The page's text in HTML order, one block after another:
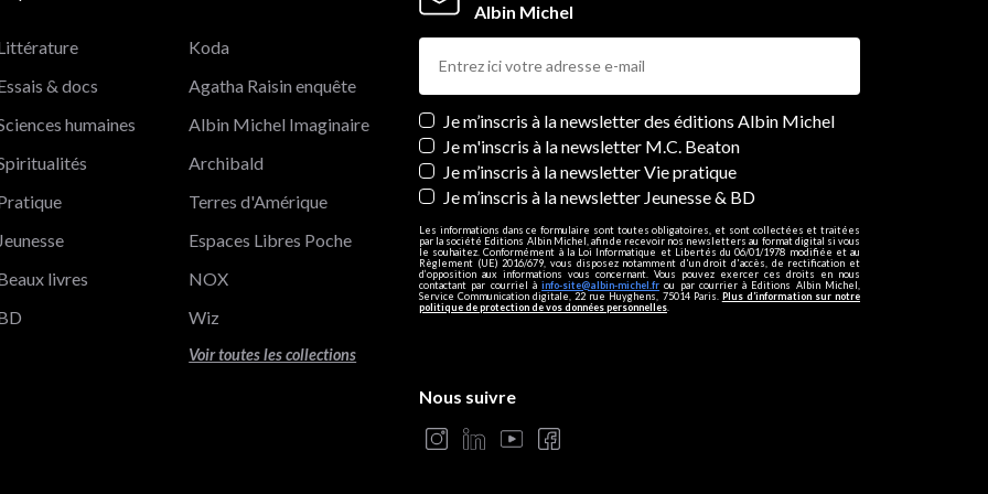
Albin Michel
Newsletters
Je m’inscris à la newsletter des éditions Albin Michel
Je m'inscris à la newsletter M.C. Beaton
Je m’inscris à la newsletter Vie pratique
Je m’inscris à la newsletter Jeunesse & BD
Les informations dans ce formulaire sont toutes obligatoires, et sont collectées et traitées
par la société Editions Albin Michel, afin de recevoir nos newsletters au format digital si vous
le souhaitez. Conformément à la Loi Informatique et Libertés du 06/01/1978 modifiée et au
Règlement (UE) 2016/679, vous disposez notamment d'un droit d'accès, de rectification et
d’opposition aux informations vous concernant. Vous pouvez exercer ces droits en nous
contactant par courriel àinfo-site@albin-michel.fr ou par courrier à Editions Albin Michel,
Service Communication digitale, 22 rue Huyghens, 75014 Paris. Plus d’information sur notre
politique de protection de vos données personnelles
& docs
humaines
Jeunesse
livres
Koda
Agatha Raisin enquête
Albin Michel Imaginaire
Archibald
Terres d'Amérique
Espaces Libres Poche
NOX
Wiz
Voir toutes les collections
Nous suivre